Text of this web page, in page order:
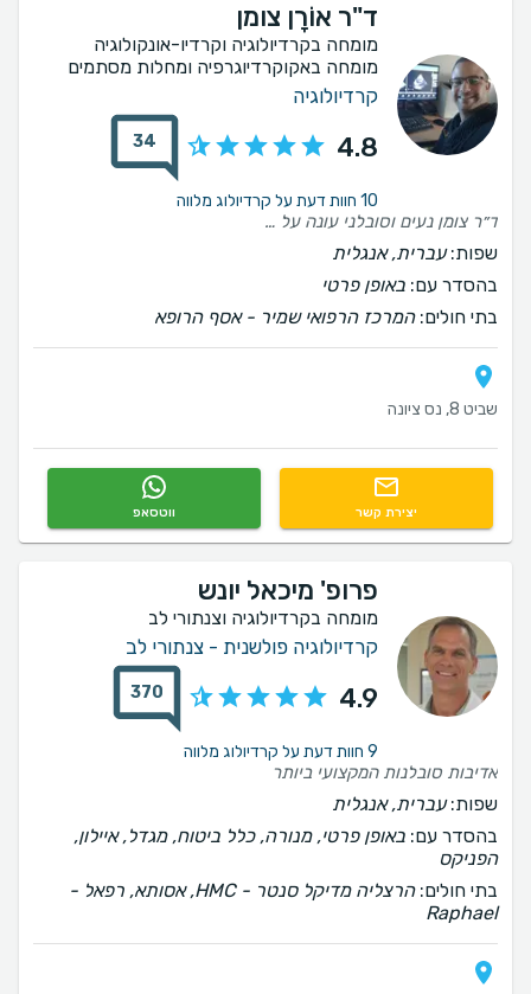
ד"ר אוֹרָן צומן
מומחה בקרדיולוגיה וקרדיו-אונקולוגיה
מומחה באקוקרדיוגרפיה ומחלות מסתמים
קרדיולוגיה
4.8
34
10 חוות דעת על קרדיולוג מלווה
ד״ר צומן נעים וסובלני עונה על כל השאלות ,
שפות:עברית, אנגלית
בהסדר עם: באופן פרטי
בתי חולים:המרכז הרפואי שמיר - אסף הרופא
שביט 8, נס ציונה
יצירת קשר ווטסאפ
פרופ' מיכאל יונש
מומחה בקרדיולוגיה וצנתורי לב
קרדיולוגיה פולשנית - צנתורי לב
4.9
370
9 חוות דעת על קרדיולוג מלווה
אדיבות סובלנות המקצועי ביותר
שפות:עברית, אנגלית
בהסדר עם: באופן פרטי, מנורה, כלל ביטוח, מגדל, איילון,
הפניקס
בתי חולים:
הרצליה מדיקל סנטר - HMC, אסותא, רפאל -
Raphael